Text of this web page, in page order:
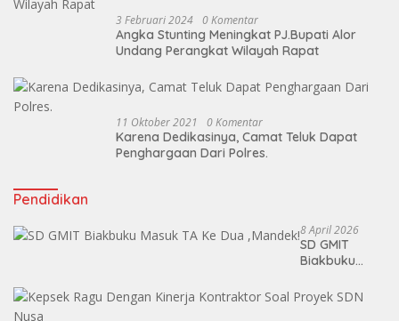
3 Februari 2024 0 Komentar
Angka Stunting Meningkat PJ.Bupati Alor
Undang Perangkat Wilayah Rapat
11 Oktober 2021 0 Komentar
Karena Dedikasinya, Camat Teluk Dapat
Penghargaan Dari Polres.
Pendidikan
8 April 2026
SD GMIT
Biakbuku
Dua ,Mandek!